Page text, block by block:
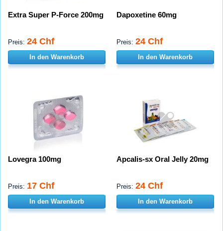
Extra Super P-Force 200mg
Preis: 24 Chf
In den Warenkorb
Dapoxetine 60mg
Preis: 24 Chf
In den Warenkorb
Lovegra 100mg
Preis: 17 Chf
In den Warenkorb
Apcalis-sx Oral Jelly 20mg
Preis: 24 Chf
In den Warenkorb